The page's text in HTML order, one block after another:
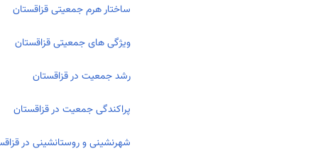
ساختار هرم جمعیتی قزاقستان
ویژگی های جمعیتی قزاقستان
رشد جمعیت در قزاقستان
پراکندگی جمعیت در قزاقستان
شهرنشینی و روستا‌نشینی در